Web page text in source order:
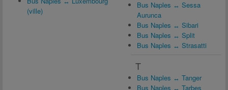
(ville)
Bus Naples ↔ Sessa
Aurunca
Bus Naples ↔ Sibari
Bus Naples ↔ Split
Bus Naples ↔ Strasatti
T
Bus Naples ↔ Tanger
Bus Naples ↔ Tarbes